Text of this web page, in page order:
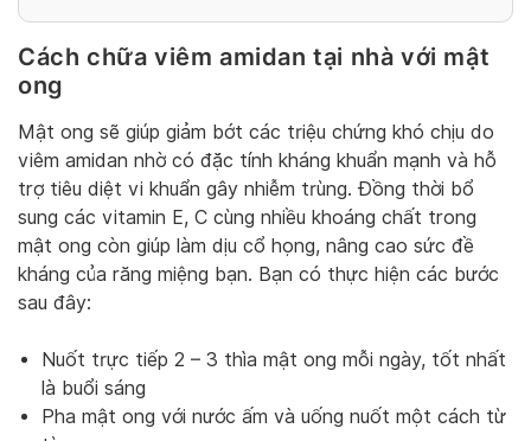
Cách chữa viêm amidan tại nhà với mật
ong
Mật ong sẽ giúp giảm bớt các triệu chứng khó chịu do
viêm amidan nhờ có đặc tính kháng khuẩn mạnh và hỗ
trợ tiêu diệt vi khuẩn gây nhiễm trùng. Đồng thời bổ
sung các vitamin E, C cùng nhiều khoáng chất trong
mật ong còn giúp làm dịu cổ họng, nâng cao sức đề
kháng của răng miệng bạn. Bạn có thực hiện các bước
sau đây:
Nuốt trực tiếp 2 – 3 thìa mật ong mỗi ngày, tốt nhất
là buổi sáng
Pha mật ong với nước ấm và uống nuốt một cách từ